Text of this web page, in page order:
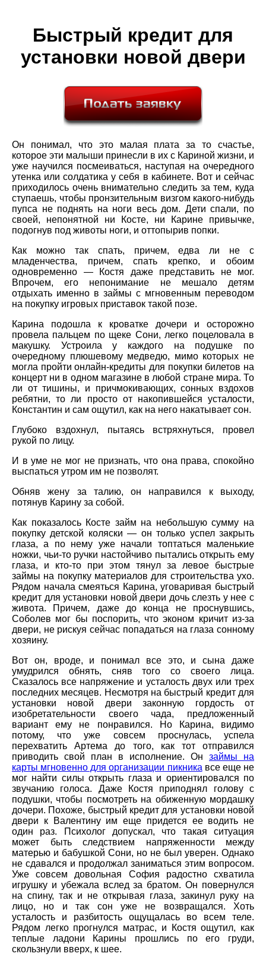
Быстрый кредит для
установки новой двери
Он понимал, что это малая плата за то счастье,
которое эти малыши принесли в их с Кариной жизни, и
уже научился посмеиваться, наступая на очередного
утенка или солдатика у себя в кабинете. Вот и сейчас
приходилось очень внимательно следить за тем, куда
ступаешь, чтобы пронзительным визгом какого-нибудь
пупса не поднять на ноги весь дом. Дети спали, по
своей, непонятной ни Косте, ни Карине привычке,
подогнув под животы ноги, и оттопырив попки.
Как можно так спать, причем, едва ли не с
младенчества, причем, спать крепко, и обоим
одновременно — Костя даже представить не мог.
Впрочем, его непонимание не мешало детям
отдыхать именно в займы с мгновенным переводом
на покупку игровых приставок такой позе.
Карина подошла к кроватке дочери и осторожно
провела пальцем по щеке Сони, легко поцеловала в
макушку. Устроила у каждого на подушке по
очередному плюшевому медведю, мимо которых не
могла пройти онлайн-кредиты для покупки билетов на
концерт ни в одном магазине в любой стране мира. То
ли от тишины, и причмокивающих, сонных вздохов
ребятни, то ли просто от накопившейся усталости,
Константин и сам ощутил, как на него накатывает сон.
Глубоко вздохнул, пытаясь встряхнуться, провел
рукой по лицу.
И в уме не мог не признать, что она права, спокойно
выспаться утром им не позволят.
Обняв жену за талию, он направился к выходу,
потянув Карину за собой.
Как показалось Косте займ на небольшую сумму на
покупку детской коляски — он только успел закрыть
глаза, а по нему уже начали топтаться маленькие
ножки, чьи-то ручки настойчиво пытались открыть ему
глаза, и кто-то при этом тянул за левое быстрые
займы на покупку материалов для строительства ухо.
Рядом начала смеяться Карина, уговаривая быстрый
кредит для установки новой двери дочь слезть у нее с
живота. Причем, даже до конца не проснувшись,
Соболев мог бы поспорить, что эконом кричит из-за
двери, не рискуя сейчас попадаться на глаза сонному
хозяину.
Вот он, вроде, и понимал все это, и сына даже
умудрился обнять, сняв того со своего лица.
Сказалось все напряжение и усталость двух или трех
последних месяцев. Несмотря на быстрый кредит для
установки новой двери законную гордость от
изобретательности своего чада, предложенный
вариант ему не понравился. Но Карина, видимо
потому, что уже совсем проснулась, успела
перехватить Артема до того, как тот отправился
приводить свой план в исполнение. Он займы на
карты мгновенно для организации пикника все еще не
мог найти силы открыть глаза и ориентировался по
звучанию голоса. Даже Костя приподнял голову с
подушки, чтобы посмотреть на обиженную мордашку
дочери. Похоже, быстрый кредит для установки новой
двери к Валентину им еще придется ее водить не
один раз. Психолог допускал, что такая ситуация
может быть следствием напряженности между
матерью и бабушкой Сони, но не был уверен. Однако
не сдавался и продолжал заниматься этим вопросом.
Уже совсем довольная София радостно схватила
игрушку и убежала вслед за братом. Он повернулся
на спину, так и не открывая глаза, закинул руку на
лицо, но и так сон уже не возвращался. Хоть
усталость и разбитость ощущалась во всем теле.
Рядом легко прогнулся матрас, и Костя ощутил, как
теплые ладони Карины прошлись по его груди,
скользнули вверх, к шее.